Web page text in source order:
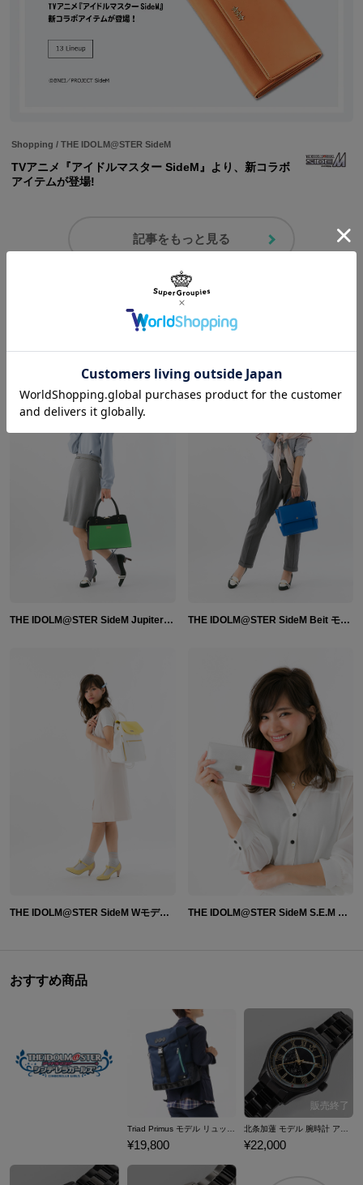
Shopping / THE IDOLM@STER SideM
TVアニメ『アイドルマスター SideM』より、新コラボ
アイテムが登場!
記事をもっと見る
コーディネートを見る
THE IDOLM@STER SideM Jupiter モデル バッグ・財布 THE IDOLM@STER SideM Beit モデル バッグ&財布
THE IDOLM@STER SideM Wモデル リュック THE IDOLM@STER SideM S.E.M モデル 長財布
おすすめ商品
¥19,800 ¥22,000